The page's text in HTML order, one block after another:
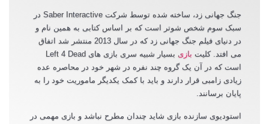
جنگ جهانی زد، ساخته شده توسط شرکت Saber Interactive در
سبک سوم شخص شوتر است که بر اساس کتابی به همین نام و
در دنیای فیلم جنگ جهانی زد که در سال 2013 منتشر شد اتفاق
می افتد. کلیت بازی
بسیار شبیه سری بازی های Left 4 Dead
است که در آن یک گروه چند نفره در شهر خود در محاصره عده
زیادی زامبی قرار دارند و باید با کمک یکدیگر ماموریت خود را به
پایان برسانند.
استودیوی سازنده بازی شاید چندان مطرح نباشد و بازی مهمی در